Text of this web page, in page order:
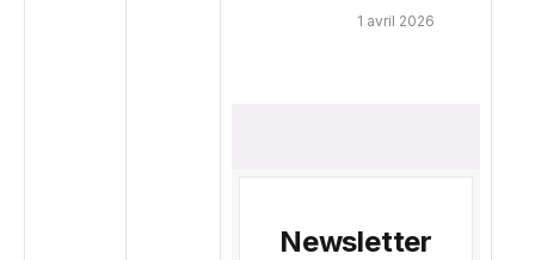
1 avril 2026
Newsletter